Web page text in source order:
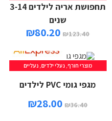
תחפושת אריה לילדים 3-14
שנים
₪123.40
₪80.20
מוצרי חורף נעלי ילדים נעליים
מגפי גומי PVC לילדים
₪36.40
₪28.00